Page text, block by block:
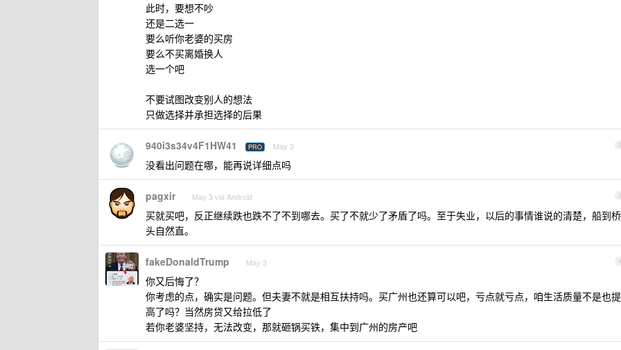
此时，要想不吵
还是二选一
要么听你老婆的买房
要么不买离婚换人
选一个吧
不要试图改变别人的想法
只做选择并承担选择的后果
2
940i3s34v4F1HW41 PRO May 3
没看出问题在哪，能再说详细点吗
3
pagxir May 3 via Android
买就买吧，反正继续跌也跌不了不到哪去。买了不就少了矛盾了吗。至于失业，以后的事情谁说的清楚，船到桥
头自然直。
4
fakeDonaldTrump May 3
你又后悔了？
你考虑的点，确实是问题。但夫妻不就是相互扶持吗。买广州也还算可以吧，亏点就亏点，咱生活质量不是也提
高了吗？当然房贷又给拉低了
若你老婆坚持，无法改变，那就砸锅买铁，集中到广州的房产吧